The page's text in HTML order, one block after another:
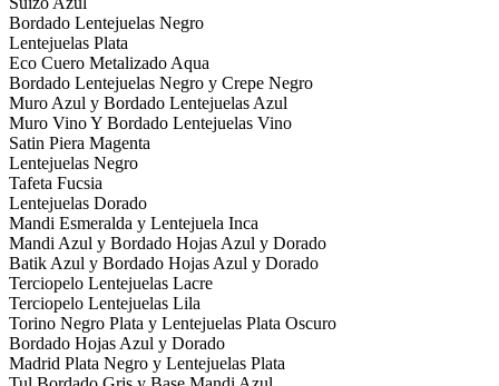
Bordado Lentejuelas Negro
Lentejuelas Plata
Eco Cuero Metalizado Aqua
Bordado Lentejuelas Negro y Crepe Negro
Muro Azul y Bordado Lentejuelas Azul
Muro Vino Y Bordado Lentejuelas Vino
Satin Piera Magenta
Lentejuelas Negro
Tafeta Fucsia
Lentejuelas Dorado
Mandi Esmeralda y Lentejuela Inca
Mandi Azul y Bordado Hojas Azul y Dorado
Batik Azul y Bordado Hojas Azul y Dorado
Terciopelo Lentejuelas Lacre
Terciopelo Lentejuelas Lila
Torino Negro Plata y Lentejuelas Plata Oscuro
Bordado Hojas Azul y Dorado
Madrid Plata Negro y Lentejuelas Plata